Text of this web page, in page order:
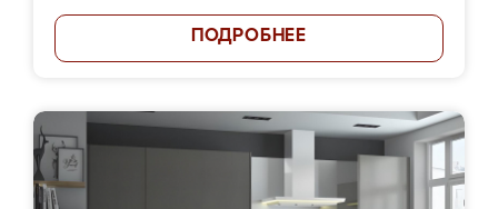
ПОДРОБНЕЕ